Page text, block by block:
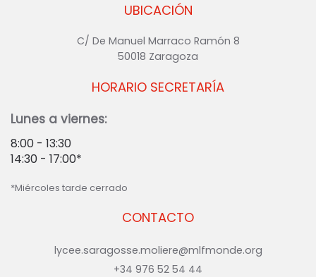
UBICACIÓN
C/ De Manuel Marraco Ramón 8
50018 Zaragoza
CONTACTO
lycee.saragosse.moliere@mlfmonde.org
+34 976 52 54 44
HORARIO SECRETARÍA
Lunes a viernes:
8:00 - 13:30
14:30 - 17:00*
*Miércoles tarde cerrado